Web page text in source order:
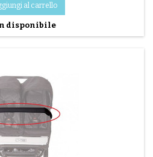
al carrello
disponibile